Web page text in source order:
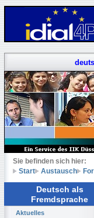
Sie befinden sich hier:
Start
Austausch
Deutsch als
Fremdsprache
Aktuelles